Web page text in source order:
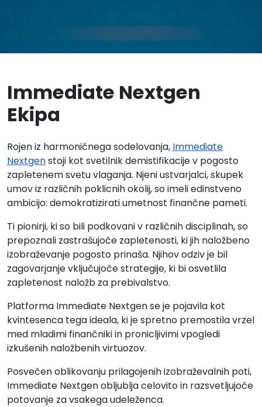
Immediate Nextgen
Ekipa
Rojen iz harmoničnega sodelovanja, Immediate
Nextgenstoji kot svetilnik demistifikacije v pogosto
zapletenem svetu vlaganja. Njeni ustvarjalci, skupek
umov iz različnih poklicnih okolij, so imeli edinstveno
ambicijo: demokratizirati umetnost finančne pameti.
Ti pionirji, ki so bili podkovani v različnih disciplinah, so
prepoznali zastrašujoče zapletenosti, ki jih naložbeno
izobraževanje pogosto prinaša. Njihov odziv je bil
zagovarjanje vključujoče strategije, ki bi osvetlila
zapletenost naložb za prebivalstvo.
Platforma Immediate Nextgen se je pojavila kot
kvintesenca tega ideala, ki je spretno premostila vrzel
med mladimi finančniki in pronicljivimi vpogledi
izkušenih naložbenih virtuozov.
Posvečen oblikovanju prilagojenih izobraževalnih poti,
Immediate Nextgen obljublja celovito in razsvetljujoče
potovanje za vsakega udeleženca.